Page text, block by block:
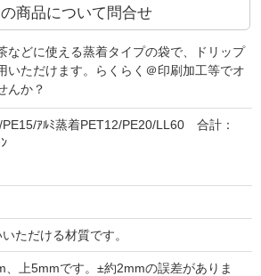
の商品について問合せ
などに使える蒸着タイプの袋で、ドリップ
いただけます。らくらく＠印刷加工等でオ
んか？
PE15/ｱﾙﾐ蒸着PET12/PE20/LL60 合計：
ただける材質です。
、上5mmです。±約2mmの誤差がありま